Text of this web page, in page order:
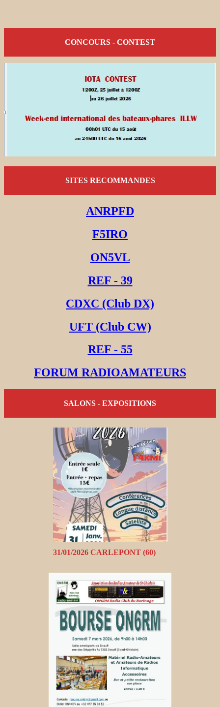
CONCOURS - CONTEST
SITES RECOMMANDES
ANRPFD
F5IRO
ON5VL
REF - 39
CDXC (Club DX)
UFT (Club CW)
REF - 55
FORUM RADIOAMATEURS
SALONS - EXPOSITIONS
31/01/2026 CARLEPONT (60)